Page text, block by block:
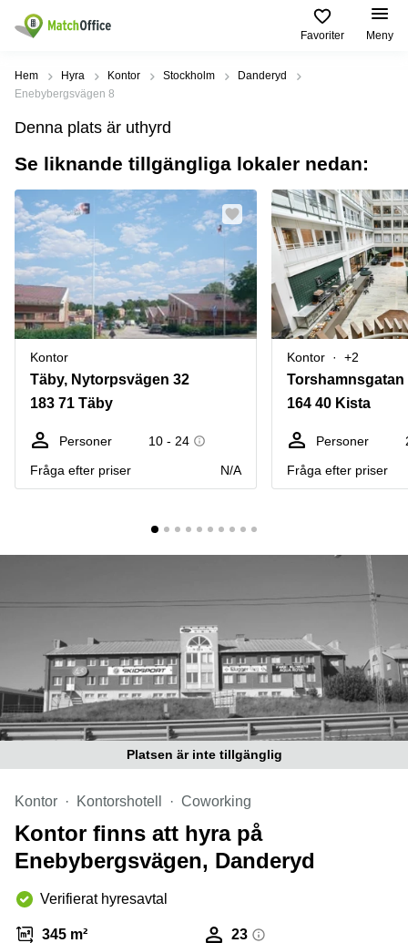
Favoriter Meny
Hyra / hyra ut
Kategorier
Kontor
Kontorshotell
Coworking
space
Lagerlokaler
Industrilokaler
Butikslokaler
Verkstad
Mötesrum
kontor
Populära
Städer
Stockholm
Göteborg
Malmö
Uppsala
Norrköping
Östermalm
Skåne
Älvsjö
Vasastan
Populära
sökningar
Kontorshotell
Stockholm
Hyra lokal
Stockholm
Kontorshotell
Göteborg
Coworking
Stockholm
Kontorshotell
Malmö
Coworking
Malmö
Lediga
Hägersten
Hjälp
Om oss
Bli hyresvärd
Pris
Logga in
Hem Hyra Kontor Stockholm
Danderyd
Enebybergsvägen 8
Denna plats är uthyrd
Se liknande tillgängliga lokaler nedan:
Kontor
Täby, Nytorpsvägen 32
183 71 Täby
Personer
10 - 24
Fråga efter priser
N/A
Kontor +2
Torshamnsgatan
164 40 Kista
Personer
Fråga efter priser
Platsen är inte tillgänglig
Kontor Kontorshotell Coworking
Kontor finns att hyra på
Enebybergsvägen, Danderyd
Verifierat hyresavtal
345 m² 23